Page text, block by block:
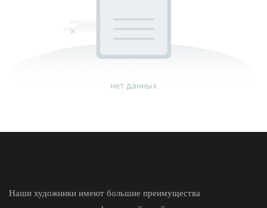
нет данных
Наши художники имеют большие преимущества